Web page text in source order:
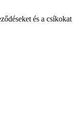
és a csíkokat